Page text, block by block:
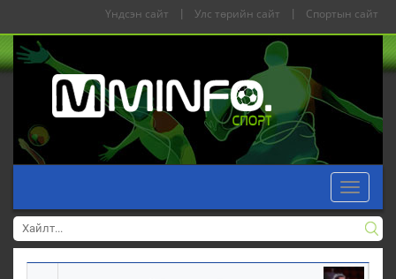
Үндсэн сайт | Улс төрийн сайт | Спортын сайт
Toggle